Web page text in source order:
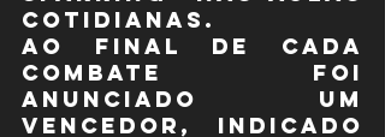
cotidianas.
Ao final de cada
combate foi
anunciado um
vencedor, indicado